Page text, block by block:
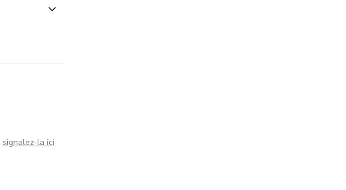
signalez-la ici